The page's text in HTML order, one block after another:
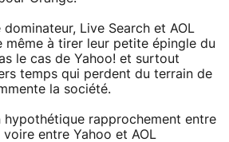
Live Search et AOL
même à tirer leur petite épingle du
le cas de Yahoo! et surtout
temps qui perdent du terrain de
la société.
hypothétique rapprochement entre
entre Yahoo et AOL